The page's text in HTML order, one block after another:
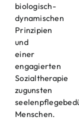
biologisch-
dynamischen
Prinzipien
und
einer
engagierten
Sozialtherapie
zugunsten
Menschen.